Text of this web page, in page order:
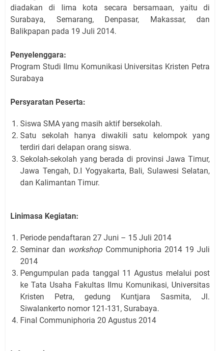
diadakan di lima kota secara bersamaan, yaitu di
Surabaya, Semarang, Denpasar, Makassar, dan
Balikpapan pada 19 Juli 2014.
Penyelenggara:
Program Studi Ilmu Komunikasi Universitas Kristen Petra
Surabaya
Persyaratan Peserta:
Siswa SMA yang masih aktif bersekolah.
Satu sekolah hanya diwakili satu kelompok yang
terdiri dari delapan orang siswa.
Sekolah-sekolah yang berada di provinsi Jawa Timur,
Jawa Tengah, D.I Yogyakarta, Bali, Sulawesi Selatan,
dan Kalimantan Timur.
Linimasa Kegiatan:
Periode pendaftaran 27 Juni – 15 Juli 2014
Seminar dan workshopCommuniphoria 2014 19 Juli
2014
Pengumpulan pada tanggal 11 Agustus melalui post
ke Tata Usaha Fakultas Ilmu Komunikasi, Universitas
Kristen Petra, gedung Kuntjara Sasmita, Jl.
Siwalankerto nomor 121-131, Surabaya.
Final Communiphoria 20 Agustus 2014